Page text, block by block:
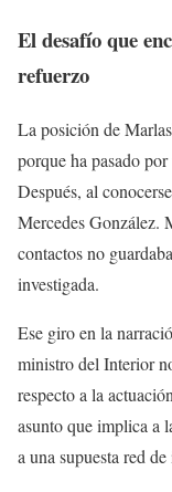
El desafío que
refuerzo
La posición de
porque ha pasado
Después, al
Mercedes González.
contactos no
investigada.
Ese giro en la
ministro del Interior
respecto a la
asunto que implica a
a una supuesta red